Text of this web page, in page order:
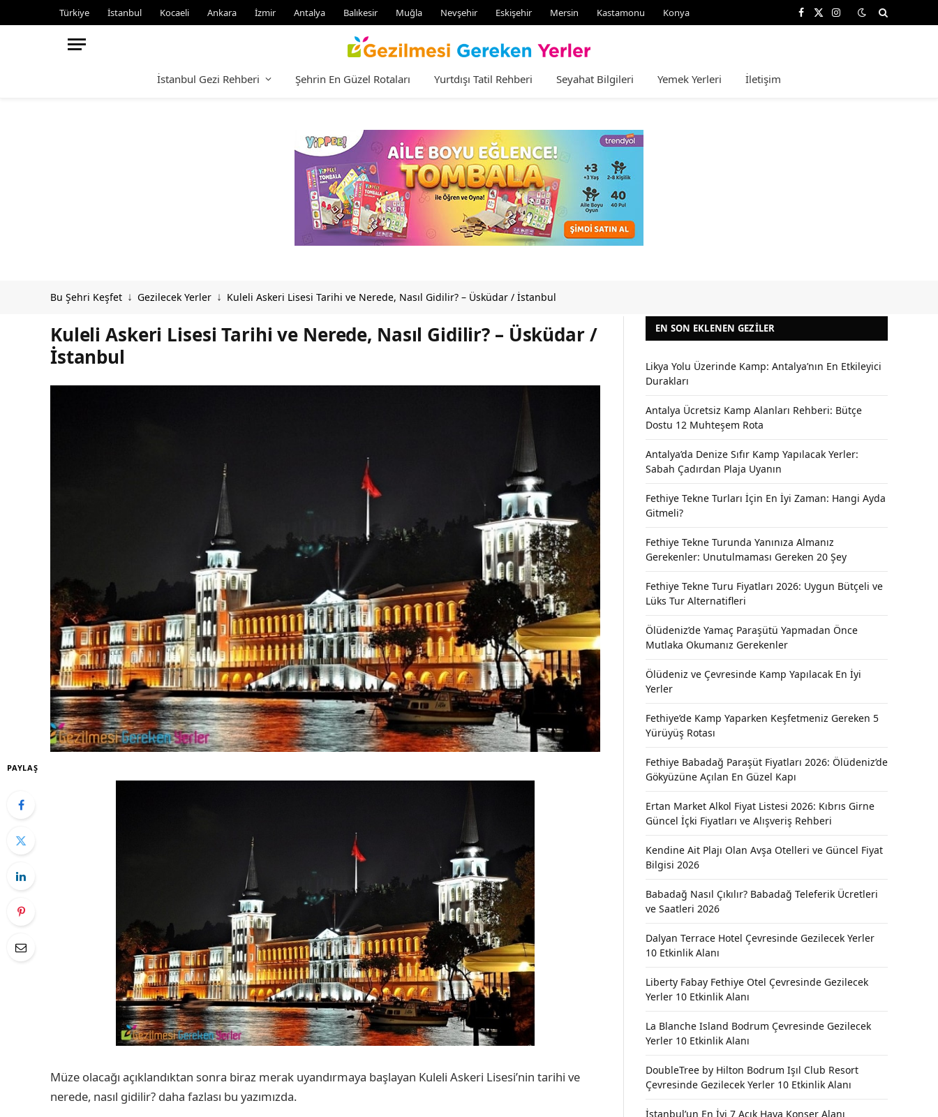
Türkiye İstanbul Kocaeli Ankara İzmir Antalya Balıkesir Muğla Nevşehir Eskişehir Mersin Kastamonu Konya Facebook
X
Instagram
İstanbul Gezi Rehberi Şehrin En Güzel Rotaları Yurtdışı Tatil Rehberi Seyahat Bilgileri Yemek Yerleri İletişim
Bu Şehri Keşfet ↓ Gezilecek Yerler ↓ Kuleli Askeri Lisesi Tarihi ve Nerede, Nasıl Gidilir? – Üsküdar / İstanbul
Kuleli Askeri Lisesi Tarihi ve Nerede, Nasıl Gidilir? – Üsküdar /
İstanbul
PAYLAŞ
Müze olacağı açıklandıktan sonra biraz merak uyandırmaya başlayan Kuleli Askeri Lisesi’nin tarihi ve
nerede, nasıl gidilir? daha fazlası bu yazımızda.
EN SON EKLENEN GEZILER
Likya Yolu Üzerinde Kamp: Antalya’nın En Etkileyici
Durakları
Antalya Ücretsiz Kamp Alanları Rehberi: Bütçe
Dostu 12 Muhteşem Rota
Antalya’da Denize Sıfır Kamp Yapılacak Yerler:
Sabah Çadırdan Plaja Uyanın
Fethiye Tekne Turları İçin En İyi Zaman: Hangi Ayda
Gitmeli?
Fethiye Tekne Turunda Yanınıza Almanız
Gerekenler: Unutulmaması Gereken 20 Şey
Fethiye Tekne Turu Fiyatları 2026: Uygun Bütçeli ve
Lüks Tur Alternatifleri
Ölüdeniz’de Yamaç Paraşütü Yapmadan Önce
Mutlaka Okumanız Gerekenler
Ölüdeniz ve Çevresinde Kamp Yapılacak En İyi
Yerler
Fethiye’de Kamp Yaparken Keşfetmeniz Gereken 5
Yürüyüş Rotası
Fethiye Babadağ Paraşüt Fiyatları 2026: Ölüdeniz’de
Gökyüzüne Açılan En Güzel Kapı
Ertan Market Alkol Fiyat Listesi 2026: Kıbrıs Girne
Güncel İçki Fiyatları ve Alışveriş Rehberi
Kendine Ait Plajı Olan Avşa Otelleri ve Güncel Fiyat
Bilgisi 2026
Babadağ Nasıl Çıkılır? Babadağ Teleferik Ücretleri
ve Saatleri 2026
Dalyan Terrace Hotel Çevresinde Gezilecek Yerler
10 Etkinlik Alanı
Liberty Fabay Fethiye Otel Çevresinde Gezilecek
Yerler 10 Etkinlik Alanı
La Blanche Island Bodrum Çevresinde Gezilecek
Yerler 10 Etkinlik Alanı
DoubleTree by Hilton Bodrum Işıl Club Resort
Çevresinde Gezilecek Yerler 10 Etkinlik Alanı
İstanbul’un En İyi 7 Açık Hava Konser Alanı